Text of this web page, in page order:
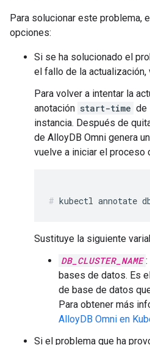
Para solucionar este problema,
opciones:
Si se ha solucionado el
el fallo de la actualización,
Para volver a intentar la
anotación start-time de
instancia. Después de
de AlloyDB Omni genera
vuelve a iniciar el proceso
kubectl annotate
Sustituye la siguiente
DB_CLUSTER_NAME
bases de datos. Es
de base de datos
Para obtener más
AlloyDB Omni en
Si el problema que ha